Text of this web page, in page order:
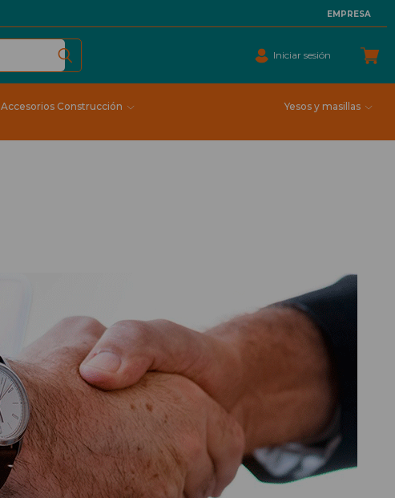
EMPRESA
Iniciar sesión
Accesorios Construcción Yesos y masillas